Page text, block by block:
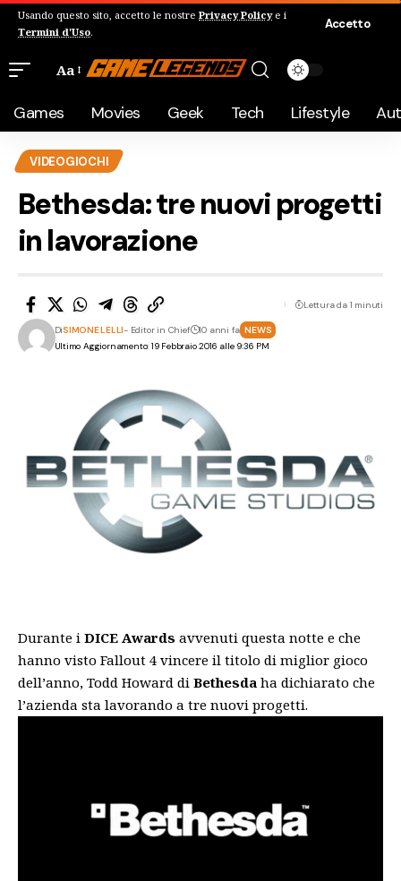
Usando questo sito, accetto le nostre Privacy Policye i
Termini d'Uso.
Accetto
Aa
Games Movies Geek Tech Lifestyle
VIDEOGIOCHI
Bethesda: tre nuovi progetti
in lavorazione
Ultimo Aggiornamento: 19 Febbraio 2016 alle 9:36 PM
DiSIMONE LELLI- Editor in Chief 10 anni fa NEWS
Lettura da 1 minuti
Durante i DICE Awards avvenuti questa notte e che
hanno visto Fallout 4 vincere il titolo di miglior gioco
dell’anno, Todd Howard di Bethesda ha dichiarato che
l’azienda sta lavorando a tre nuovi progetti.